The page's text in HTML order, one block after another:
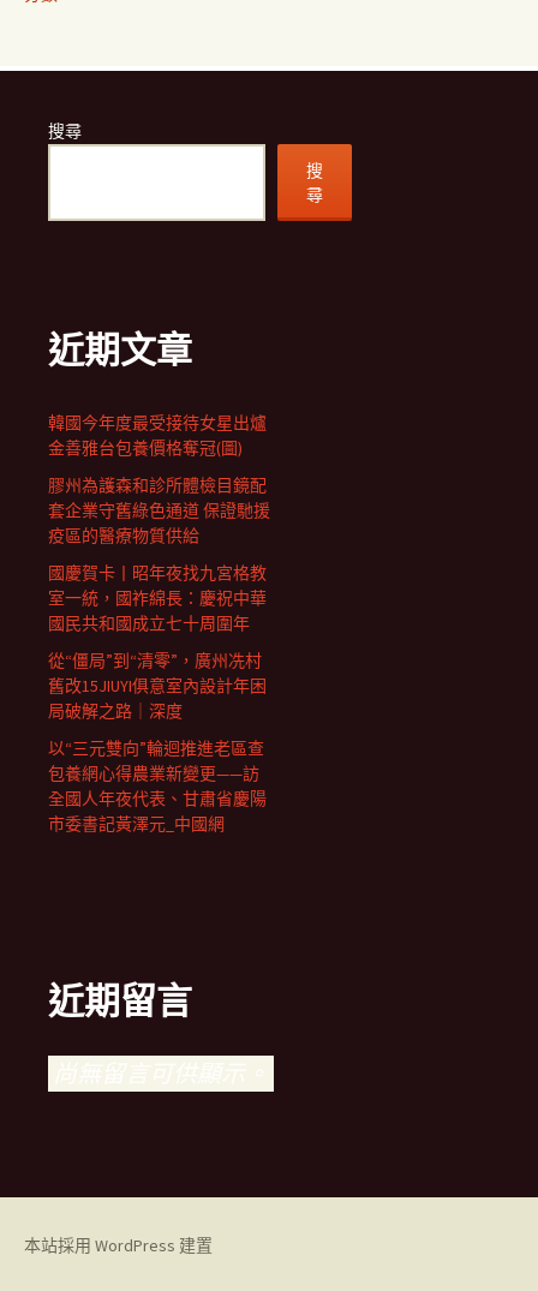
搜尋
搜
尋
近期文章
韓國今年度最受接待女星出爐
金善雅台包養價格奪冠(圖)
膠州為護森和診所體檢目鏡配
套企業守舊綠色通道 保證馳援
疫區的醫療物質供給
國慶賀卡丨昭年夜找九宮格教
室一統，國祚綿長：慶祝中華
國民共和國成立七十周圍年
從“僵局”到“清零”，廣州冼村
舊改15JIUYI俱意室內設計年困
局破解之路｜深度
以“三元雙向”輪迴推進老區查
包養網心得農業新變更——訪
全國人年夜代表、甘肅省慶陽
市委書記黃澤元_中國網
近期留言
尚無留言可供顯示。
本站採用 WordPress 建置